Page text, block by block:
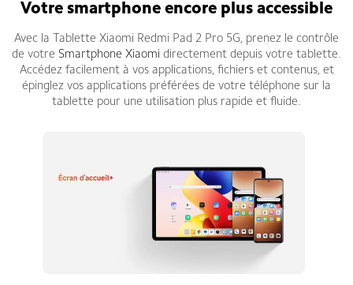
Votre smartphone encore plus accessible
Avec la Tablette Xiaomi Redmi Pad 2 Pro 5G, prenez le contrôle
de votre Smartphone Xiaomi directement depuis votre tablette.
Accédez facilement à vos applications, fichiers et contenus, et
épinglez vos applications préférées de votre téléphone sur la
tablette pour une utilisation plus rapide et fluide.